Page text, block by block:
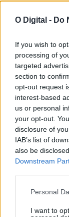
O Digital - Do
If you wish to
processing of
targeted
section to
opt-out request
interest-based
us or personal
your opt-out.
disclosure of
IAB’s list of
also be
Downstream
Personal
I want to
Grândola: Rua
ganhar novos
O Município de
preço base de